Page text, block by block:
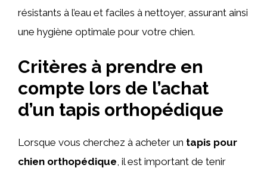
résistants à l’eau et faciles à nettoyer, assurant ainsi
une hygiène optimale pour votre chien.
Critères à prendre en
compte lors de l’achat
d’un tapis orthopédique
Lorsque vous cherchez à acheter un tapis pour
chien orthopédique, il est important de tenir